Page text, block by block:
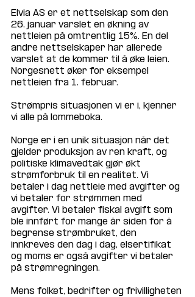
Elvia AS er et nettselskap som den
26. januar varslet en økning av
nettleien på omtrentlig 15%. En del
andre nettselskaper har allerede
varslet at de kommer til å øke leien.
Norgesnett øker for eksempel
nettleien fra 1. februar.
Strømpris situasjonen vi er i, kjenner
vi alle på lommeboka.
Norge er i en unik situasjon når det
gjelder produksjon av ren kraft, og
politiske klimavedtak gjør økt
strømforbruk til en realitet. Vi
betaler i dag nettleie med avgifter og
vi betaler for strømmen med
avgifter. Vi betaler fiskal avgift som
ble innført for mange år siden for å
begrense strømbruket, den
innkreves den dag i dag, elsertifikat
og moms er også avgifter vi betaler
på strømregningen.
Mens folket, bedrifter og frivilligheten